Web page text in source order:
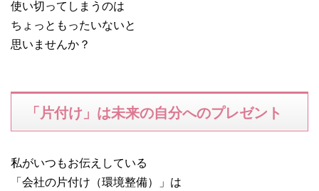
使い切ってしまうのは
ちょっともったいないと
思いませんか？
「片付け」は未来の自分へのプレゼント
私がいつもお伝えしている
「会社の片付け（環境整備）」は